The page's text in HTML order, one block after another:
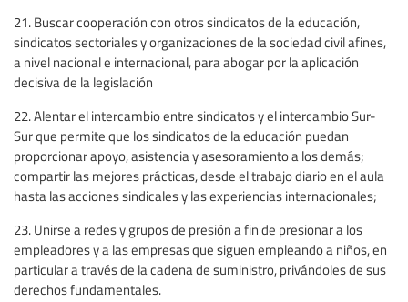
21. Buscar cooperación con otros sindicatos de la educación,
sindicatos sectoriales y organizaciones de la sociedad civil afines,
a nivel nacional e internacional, para abogar por la aplicación
decisiva de la legislación
22. Alentar el intercambio entre sindicatos y el intercambio Sur-
Sur que permite que los sindicatos de la educación puedan
proporcionar apoyo, asistencia y asesoramiento a los demás;
compartir las mejores prácticas, desde el trabajo diario en el aula
hasta las acciones sindicales y las experiencias internacionales;
23. Unirse a redes y grupos de presión a fin de presionar a los
empleadores y a las empresas que siguen empleando a niños, en
particular a través de la cadena de suministro, privándoles de sus
derechos fundamentales.